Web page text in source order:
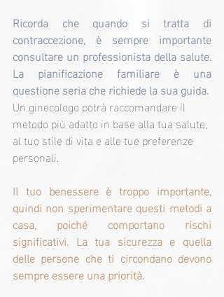
Ricorda che quando si tratta di
contraccezione, è sempre importante
consultare un professionista della salute.
La pianificazione familiare è una
questione seria che richiede la sua guida.
Un ginecologo potrà raccomandare il
metodo più adatto in base alla tua salute,
al tuo stile di vita e alle tue preferenze
personali.
Il tuo benessere è troppo importante,
quindi non sperimentare questi metodi a
casa, poiché comportano rischi
significativi. La tua sicurezza e quella
delle persone che ti circondano devono
sempre essere una priorità.